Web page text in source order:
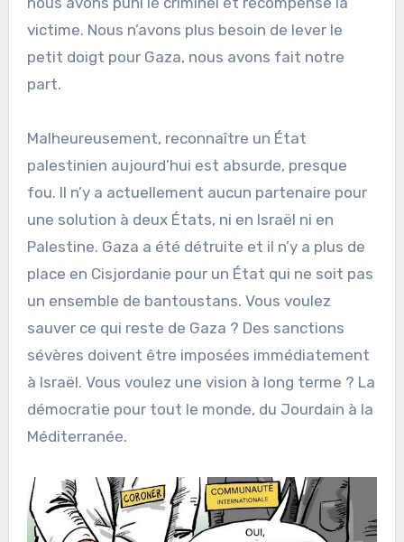
victime. Nous n’avons plus besoin de lever le
petit doigt pour Gaza, nous avons fait notre
part.
Malheureusement, reconnaître un État
palestinien aujourd’hui est absurde, presque
fou. Il n’y a actuellement aucun partenaire pour
une solution à deux États, ni en Israël ni en
Palestine. Gaza a été détruite et il n’y a plus de
place en Cisjordanie pour un État qui ne soit pas
un ensemble de bantoustans. Vous voulez
sauver ce qui reste de Gaza ? Des sanctions
sévères doivent être imposées immédiatement
à Israël. Vous voulez une vision à long terme ? La
démocratie pour tout le monde, du Jourdain à la
Méditerranée.